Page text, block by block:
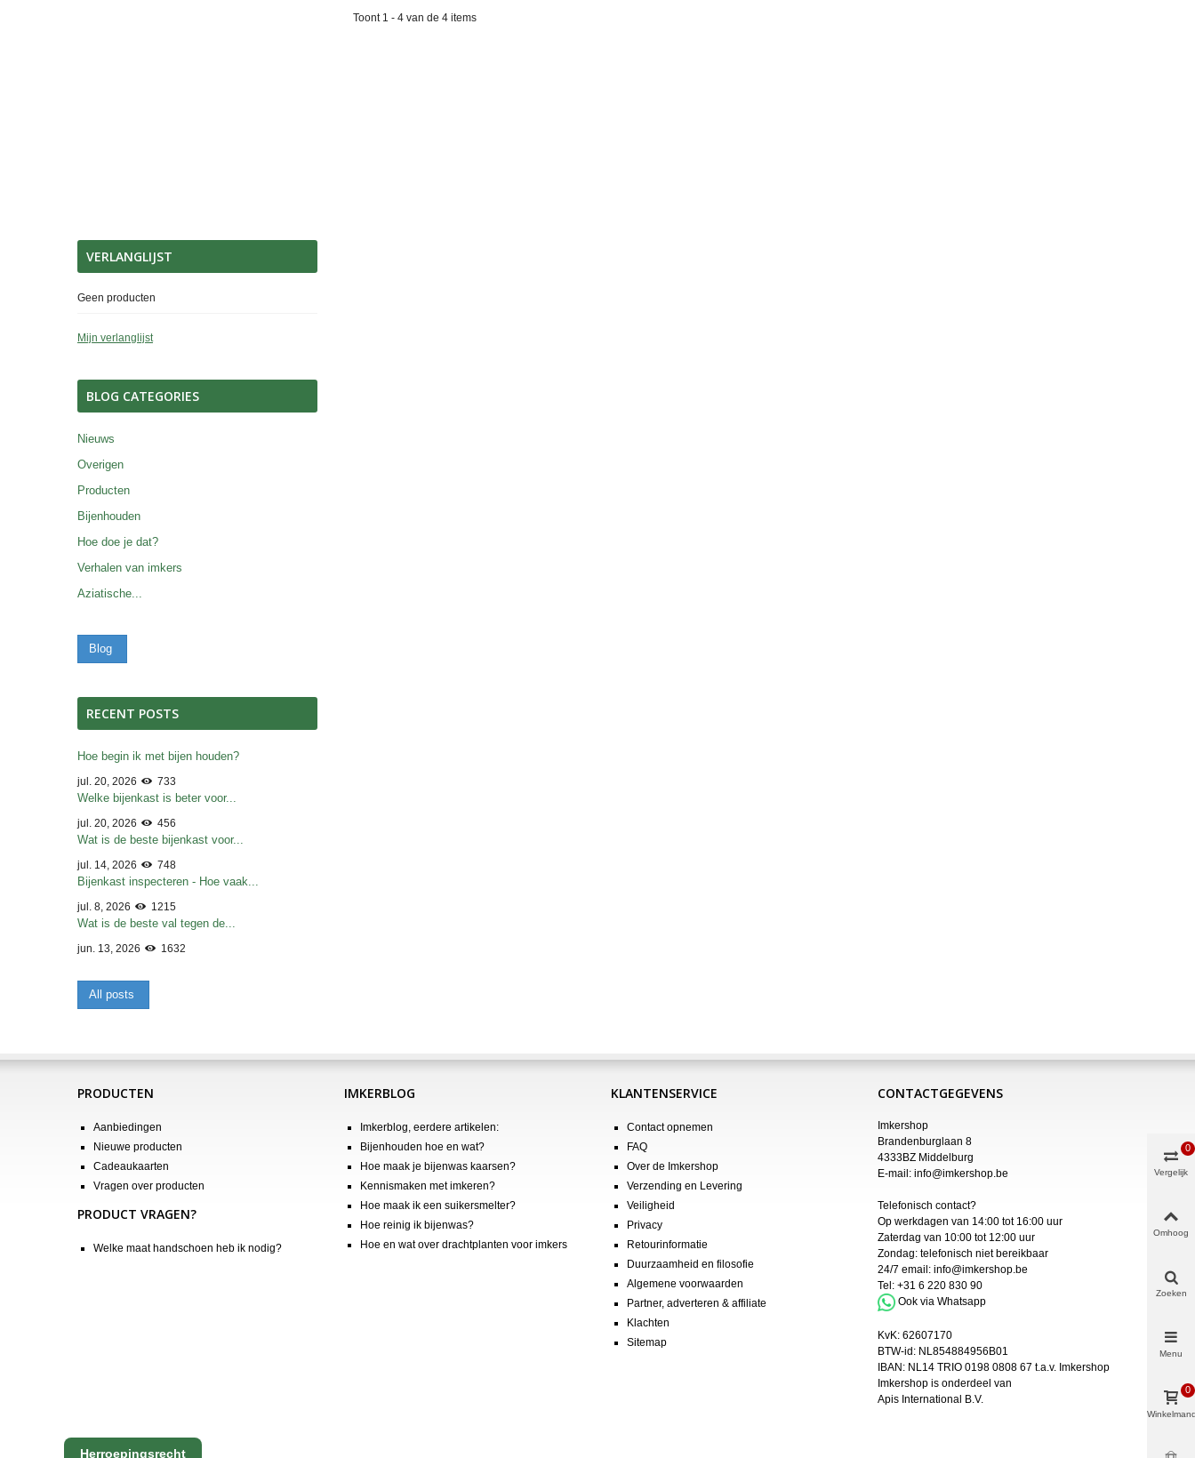
VERLANGLIJST
Geen producten
Mijn verlanglijst
BLOG CATEGORIES
Nieuws
Overigen
Producten
Bijenhouden
Hoe doe je dat?
Verhalen van imkers
Aziatische...
Blog
RECENT POSTS
Hoe begin ik met bijen houden?
jul. 20, 2026 733
Welke bijenkast is beter voor...
jul. 20, 2026 456
Wat is de beste bijenkast voor...
jul. 14, 2026 748
Bijenkast inspecteren - Hoe vaak...
jul. 8, 2026 1215
Wat is de beste val tegen de...
jun. 13, 2026 1632
All posts
Toont 1 - 4 van de 4 items
PRODUCTEN
Aanbiedingen
Nieuwe producten
Cadeaukaarten
Vragen over producten
PRODUCT VRAGEN?
Welke maat handschoen heb ik nodig?
IMKERBLOG
Imkerblog, eerdere artikelen:
Bijenhouden hoe en wat?
Hoe maak je bijenwas kaarsen?
Kennismaken met imkeren?
Hoe maak ik een suikersmelter?
Hoe reinig ik bijenwas?
Hoe en wat over drachtplanten voor imkers
KLANTENSERVICE
Contact opnemen
FAQ
Over de Imkershop
Verzending en Levering
Veiligheid
Privacy
Retourinformatie
Duurzaamheid en filosofie
Algemene voorwaarden
Partner, adverteren & affiliate
Klachten
Sitemap
CONTACTGEGEVENS
Imkershop
Brandenburglaan 8
4333BZ Middelburg
E-mail: info@imkershop.be
Telefonisch contact?
Op werkdagen van 14:00 tot 16:00 uur
Zaterdag van 10:00 tot 12:00 uur
Zondag: telefonisch niet bereikbaar
24/7 email: info@imkershop.be
Tel: +31 6 220 830 90
Ook via Whatsapp
KvK: 62607170
BTW-id: NL854884956B01
IBAN: NL14 TRIO 0198 0808 67 t.a.v. Imkershop
Imkershop is onderdeel van
Apis International B.V.
Herroepingsrecht
Vergelijk
0
Omhoog
Zoeken
Menu
0